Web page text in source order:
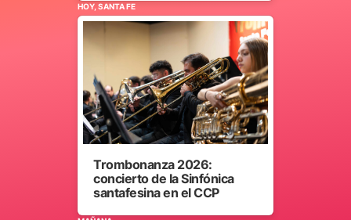
HOY, SANTA FE
Trombonanza 2026:
concierto de la Sinfónica
santafesina en el CCP